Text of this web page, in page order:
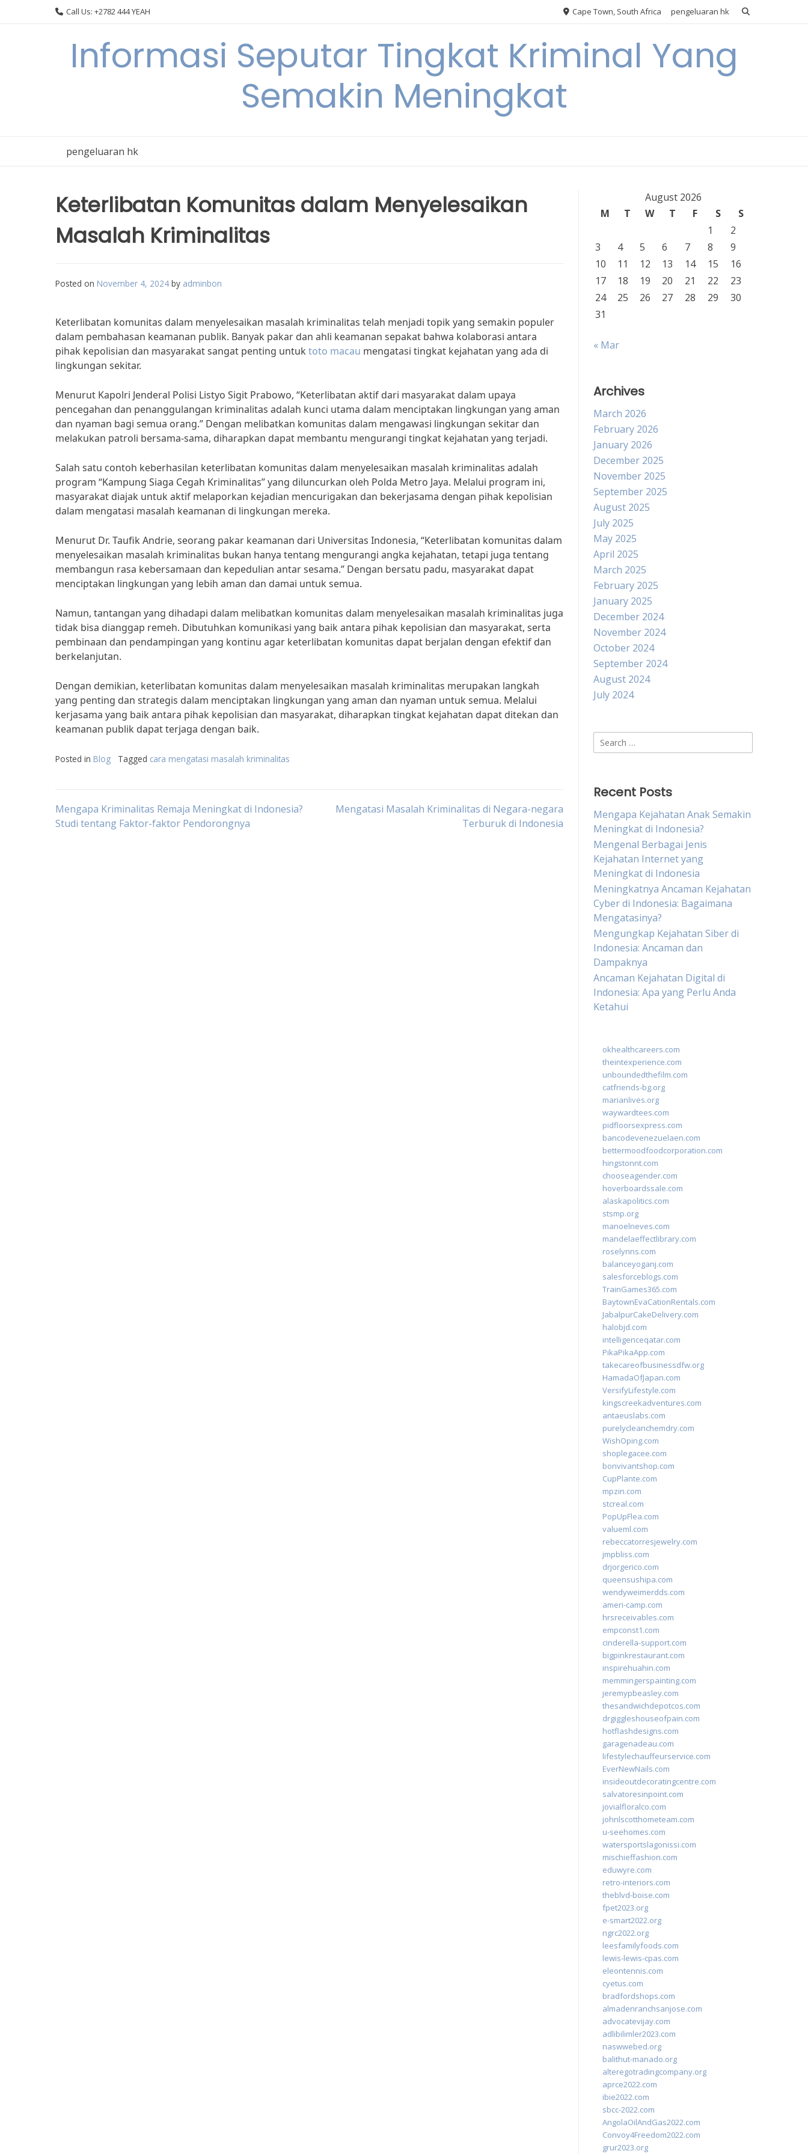
Call Us: +2782 444 YEAH Cape Town, South Africa pengeluaran hk
Informasi Seputar Tingkat Kriminal Yang
Semakin Meningkat
pengeluaran hk
Keterlibatan Komunitas dalam Menyelesaikan
Masalah Kriminalitas
Posted on November 4, 2024 by adminbon
Keterlibatan komunitas dalam menyelesaikan masalah kriminalitas telah menjadi topik yang semakin populer
dalam pembahasan keamanan publik. Banyak pakar dan ahli keamanan sepakat bahwa kolaborasi antara
pihak kepolisian dan masyarakat sangat penting untuk toto macau mengatasi tingkat kejahatan yang ada di
lingkungan sekitar.
Menurut Kapolri Jenderal Polisi Listyo Sigit Prabowo, “Keterlibatan aktif dari masyarakat dalam upaya
pencegahan dan penanggulangan kriminalitas adalah kunci utama dalam menciptakan lingkungan yang aman
dan nyaman bagi semua orang.” Dengan melibatkan komunitas dalam mengawasi lingkungan sekitar dan
melakukan patroli bersama-sama, diharapkan dapat membantu mengurangi tingkat kejahatan yang terjadi.
Salah satu contoh keberhasilan keterlibatan komunitas dalam menyelesaikan masalah kriminalitas adalah
program “Kampung Siaga Cegah Kriminalitas” yang diluncurkan oleh Polda Metro Jaya. Melalui program ini,
masyarakat diajak untuk aktif melaporkan kejadian mencurigakan dan bekerjasama dengan pihak kepolisian
dalam mengatasi masalah keamanan di lingkungan mereka.
Menurut Dr. Taufik Andrie, seorang pakar keamanan dari Universitas Indonesia, “Keterlibatan komunitas dalam
menyelesaikan masalah kriminalitas bukan hanya tentang mengurangi angka kejahatan, tetapi juga tentang
membangun rasa kebersamaan dan kepedulian antar sesama.” Dengan bersatu padu, masyarakat dapat
menciptakan lingkungan yang lebih aman dan damai untuk semua.
Namun, tantangan yang dihadapi dalam melibatkan komunitas dalam menyelesaikan masalah kriminalitas juga
tidak bisa dianggap remeh. Dibutuhkan komunikasi yang baik antara pihak kepolisian dan masyarakat, serta
pembinaan dan pendampingan yang kontinu agar keterlibatan komunitas dapat berjalan dengan efektif dan
berkelanjutan.
Dengan demikian, keterlibatan komunitas dalam menyelesaikan masalah kriminalitas merupakan langkah
yang penting dan strategis dalam menciptakan lingkungan yang aman dan nyaman untuk semua. Melalui
kerjasama yang baik antara pihak kepolisian dan masyarakat, diharapkan tingkat kejahatan dapat ditekan dan
keamanan publik dapat terjaga dengan baik.
Posted in Blog Tagged cara mengatasi masalah kriminalitas
Post
Mengapa Kriminalitas Remaja Meningkat di Indonesia?
Studi tentang Faktor-faktor Pendorongnya
Mengatasi Masalah Kriminalitas di Negara-negara
Terburuk di Indonesia
August 2026
M
T W T F S
S
1
2
3
4 5 6 7 8
9
10
11 12 13 14 15
16
17
18 19 20 21 22
23
24
25 26 27 28 29
30
31
« Mar
Archives
March 2026
February 2026
January 2026
December 2025
November 2025
September 2025
August 2025
July 2025
May 2025
April 2025
March 2025
February 2025
January 2025
December 2024
November 2024
October 2024
September 2024
August 2024
July 2024
Search
for:
Recent Posts
Mengapa Kejahatan Anak Semakin
Meningkat di Indonesia?
Mengenal Berbagai Jenis
Kejahatan Internet yang
Meningkat di Indonesia
Meningkatnya Ancaman Kejahatan
Cyber di Indonesia: Bagaimana
Mengatasinya?
Mengungkap Kejahatan Siber di
Indonesia: Ancaman dan
Dampaknya
Ancaman Kejahatan Digital di
Indonesia: Apa yang Perlu Anda
Ketahui
okhealthcareers.com
theintexperience.com
unboundedthefilm.com
catfriends-bg.org
marianlives.org
waywardtees.com
pidfloorsexpress.com
bancodevenezuelaen.com
bettermoodfoodcorporation.com
hingstonnt.com
chooseagender.com
hoverboardssale.com
alaskapolitics.com
stsmp.org
manoelneves.com
mandelaeffectlibrary.com
roselynns.com
balanceyoganj.com
salesforceblogs.com
TrainGames365.com
BaytownEvaCationRentals.com
JabalpurCakeDelivery.com
halobjd.com
intelligenceqatar.com
PikaPikaApp.com
takecareofbusinessdfw.org
HamadaOfJapan.com
VersifyLifestyle.com
kingscreekadventures.com
antaeuslabs.com
purelycleanchemdry.com
WishOping.com
shoplegacee.com
bonvivantshop.com
CupPlante.com
mpzin.com
stcreal.com
PopUpFlea.com
valueml.com
rebeccatorresjewelry.com
jmpbliss.com
drjorgerico.com
queensushipa.com
wendyweimerdds.com
ameri-camp.com
hrsreceivables.com
empconst1.com
cinderella-support.com
bigpinkrestaurant.com
inspirehuahin.com
memmingerspainting.com
jeremypbeasley.com
thesandwichdepotcos.com
drgiggleshouseofpain.com
hotflashdesigns.com
garagenadeau.com
lifestylechauffeurservice.com
EverNewNails.com
insideoutdecoratingcentre.com
salvatoresinpoint.com
jovialfloralco.com
johnlscotthometeam.com
u-seehomes.com
watersportslagonissi.com
mischieffashion.com
eduwyre.com
retro-interiors.com
theblvd-boise.com
fpet2023.org
e-smart2022.org
ngrc2022.org
leesfamilyfoods.com
lewis-lewis-cpas.com
eleontennis.com
cyetus.com
bradfordshops.com
almadenranchsanjose.com
advocatevijay.com
adlibilimler2023.com
naswwebed.org
balithut-manado.org
alteregotradingcompany.org
aprce2022.com
ibie2022.com
sbcc-2022.com
AngolaOilAndGas2022.com
Convoy4Freedom2022.com
grur2023.org